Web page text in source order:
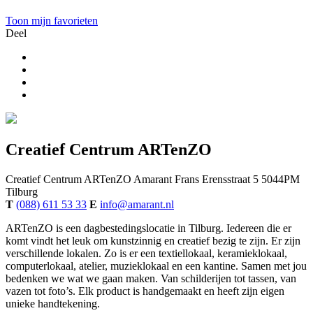
Toon mijn favorieten
Deel
Creatief Centrum ARTenZO
Creatief Centrum ARTenZO Amarant Frans Erensstraat 5 5044PM
Tilburg
T (088) 611 53 33 E info@amarant.nl
ARTenZO is een dagbestedingslocatie in Tilburg. Iedereen die er
komt vindt het leuk om kunstzinnig en creatief bezig te zijn. Er zijn
verschillende lokalen. Zo is er een textiellokaal, keramieklokaal,
computerlokaal, atelier, muzieklokaal en een kantine. Samen met jou
bedenken we wat we gaan maken. Van schilderijen tot tassen, van
vazen tot foto’s. Elk product is handgemaakt en heeft zijn eigen
unieke handtekening.